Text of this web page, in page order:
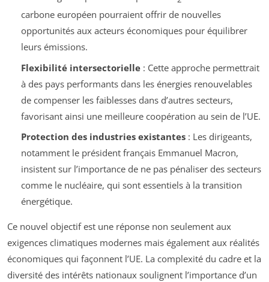
carbone européen pourraient offrir de nouvelles
opportunités aux acteurs économiques pour équilibrer
leurs émissions.
Flexibilité intersectorielle: Cette approche permettrait
à des pays performants dans les énergies renouvelables
de compenser les faiblesses dans d’autres secteurs,
favorisant ainsi une meilleure coopération au sein de l’UE.
Protection des industries existantes: Les dirigeants,
notamment le président français Emmanuel Macron,
insistent sur l’importance de ne pas pénaliser des secteurs
comme le nucléaire, qui sont essentiels à la transition
énergétique.
Ce nouvel objectif est une réponse non seulement aux
exigences climatiques modernes mais également aux réalités
économiques qui façonnent l’UE. La complexité du cadre et la
diversité des intérêts nationaux soulignent l’importance d’un